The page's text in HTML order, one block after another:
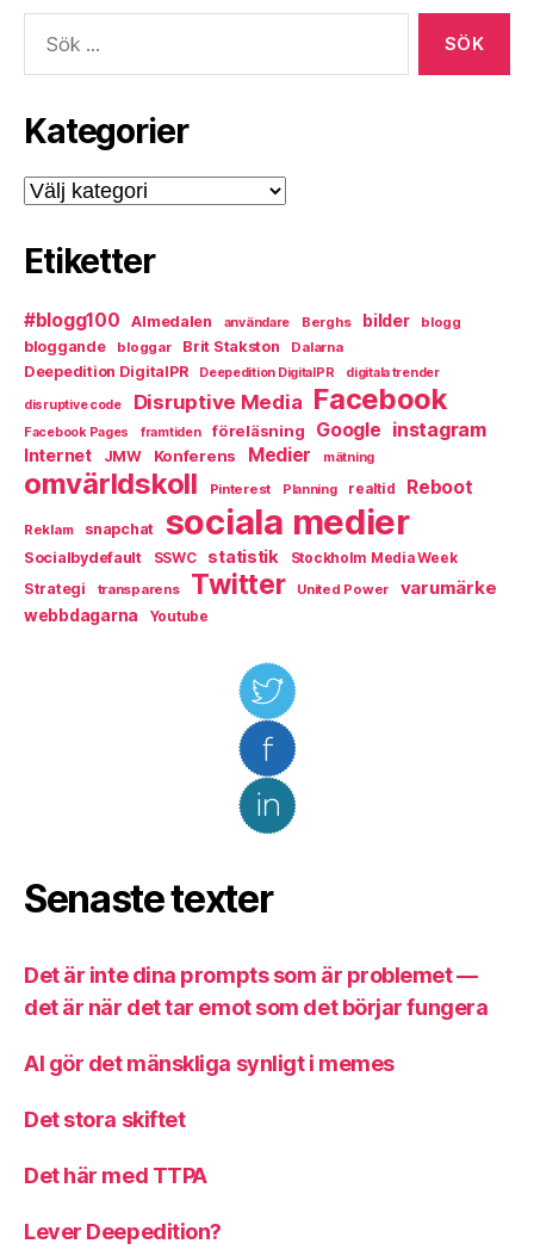
efter:
Kategorier
Kategorier
Etiketter
#blogg100 Almedalen användare Berghs bilder blogg
bloggande bloggar Brit Stakston Dalarna
Deepedition DigitalPR Deepedition DigitalPR digitala trender
disruptive code Disruptive Media Facebook
Facebook Pages framtiden föreläsning Google instagram
Internet JMW Konferens Medier mätning
omvärldskoll Pinterest Planning realtid Reboot
Reklam snapchat sociala medier
Socialbydefault SSWC statistik Stockholm Media Week
Strategi transparens Twitter United Power varumärke
webbdagarna Youtube
Senaste texter
Det är inte dina prompts som är problemet —
det är när det tar emot som det börjar fungera
AI gör det mänskliga synligt i memes
Det stora skiftet
Det här med TTPA
Lever Deepedition?